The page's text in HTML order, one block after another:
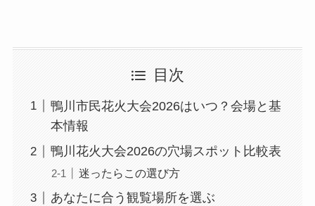
目次
鴨川市民花火大会2026はいつ？会場と基
本情報
鴨川花火大会2026の穴場スポット比較表
迷ったらこの選び方
あなたに合う観覧場所を選ぶ